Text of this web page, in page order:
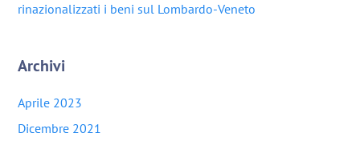
rinazionalizzati i beni sul Lombardo-Veneto
Archivi
Aprile 2023
Dicembre 2021